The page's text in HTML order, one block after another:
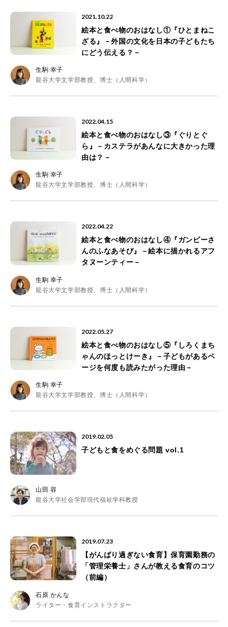
2021.10.22
絵本と食べ物のおはなし①『ひとまねこ
ざる』－外国の文化を日本の子どもたち
にどう伝える？－
生駒 幸子
龍谷大学文学部教授、博士（人間科学）
2022.04.15
絵本と食べ物のおはなし③『ぐりとぐ
ら』－カステラがあんなに大きかった理
由は？－
生駒 幸子
龍谷大学文学部教授、博士（人間科学）
2022.04.22
絵本と食べ物のおはなし④『ガンピーさ
んのふなあそび』－絵本に描かれるアフ
タヌーンティー－
生駒 幸子
龍谷大学文学部教授、博士（人間科学）
2022.05.27
絵本と食べ物のおはなし⑤『しろくまち
ゃんのほっとけーき』－子どもがあるペ
ージを何度も読みたがった理由－
生駒 幸子
龍谷大学文学部教授、博士（人間科学）
2019.02.05
子どもと食をめぐる問題 vol.1
山田 容
龍谷大学社会学部現代福祉学科教授
2019.07.23
【がんばり過ぎない食育】保育園勤務の
「管理栄養士」さんが教える食育のコツ
（前編）
石原 かんな
ライター・食育インストラクター